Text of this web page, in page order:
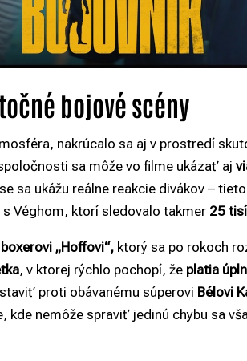
bojové scény
nakrúcalo sa aj v prostredí
sa môže vo filme ukázať aj
sa ukážu reálne reakcie divákov –
Véghom, ktorí sledovalo takmer 25
„Hoffovi“, ktorý sa po rokoch
, v ktorej rýchlo pochopí, že platia
proti obávanému súperovi Bélovi
kde nemôže spraviť jedinú chybu sa